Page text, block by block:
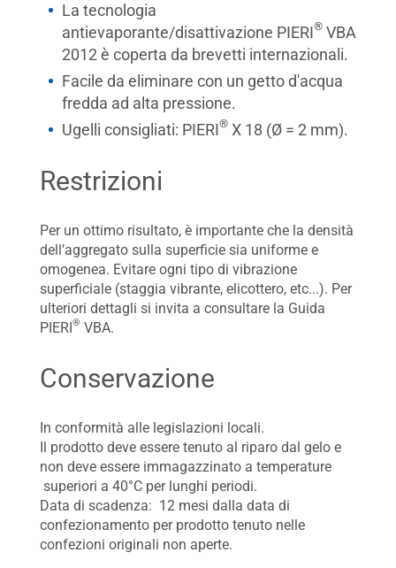
La tecnologia
antievaporante/disattivazione PIERI® VBA
2012 è coperta da brevetti internazionali.
Facile da eliminare con un getto d'acqua
fredda ad alta pressione.
Ugelli consigliati: PIERI® X 18 (Ø = 2 mm).
Restrizioni
Per un ottimo risultato, è importante che la densità
dell’aggregato sulla superficie sia uniforme e
omogenea. Evitare ogni tipo di vibrazione
superficiale (staggia vibrante, elicottero, etc...). Per
ulteriori dettagli si invita a consultare la Guida
PIERI® VBA.
Conservazione
In conformità alle legislazioni locali.
Il prodotto deve essere tenuto al riparo dal gelo e
non deve essere immagazzinato a temperature
superiori a 40°C per lunghi periodi.
Data di scadenza: 12 mesi dalla data di
confezionamento per prodotto tenuto nelle
confezioni originali non aperte.